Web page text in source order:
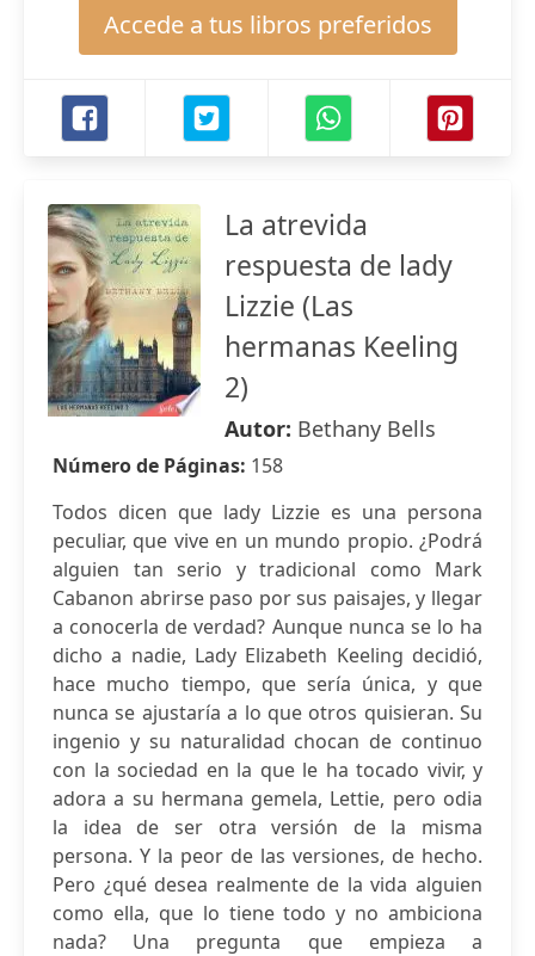
Accede a tus libros preferidos
La atrevida
respuesta de lady
Lizzie (Las
hermanas Keeling
2)
Autor: Bethany Bells
Número de Páginas: 158
Todos dicen que lady Lizzie es una persona
peculiar, que vive en un mundo propio. ¿Podrá
alguien tan serio y tradicional como Mark
Cabanon abrirse paso por sus paisajes, y llegar
a conocerla de verdad? Aunque nunca se lo ha
dicho a nadie, Lady Elizabeth Keeling decidió,
hace mucho tiempo, que sería única, y que
nunca se ajustaría a lo que otros quisieran. Su
ingenio y su naturalidad chocan de continuo
con la sociedad en la que le ha tocado vivir, y
adora a su hermana gemela, Lettie, pero odia
la idea de ser otra versión de la misma
persona. Y la peor de las versiones, de hecho.
Pero ¿qué desea realmente de la vida alguien
como ella, que lo tiene todo y no ambiciona
nada? Una pregunta que empieza a